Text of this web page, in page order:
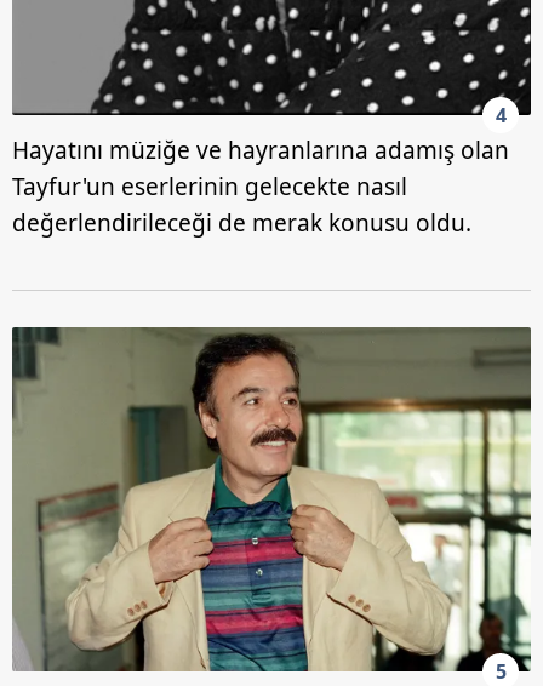
6698 sayılı Kişisel Verilerin Korunması Kanunu uyarınca
hazırlanmış Aydınlatma Metnimizi okumak ve sitemizde
ilgili mevzuata uygun olarak kullanılan çerezlerle ilgili bilgi
almak için lütfentıklayınız. 4
Hayatını müziğe ve hayranlarına adamış olan
Tayfur'un eserlerinin gelecekte nasıl
değerlendirileceği de merak konusu oldu.
5